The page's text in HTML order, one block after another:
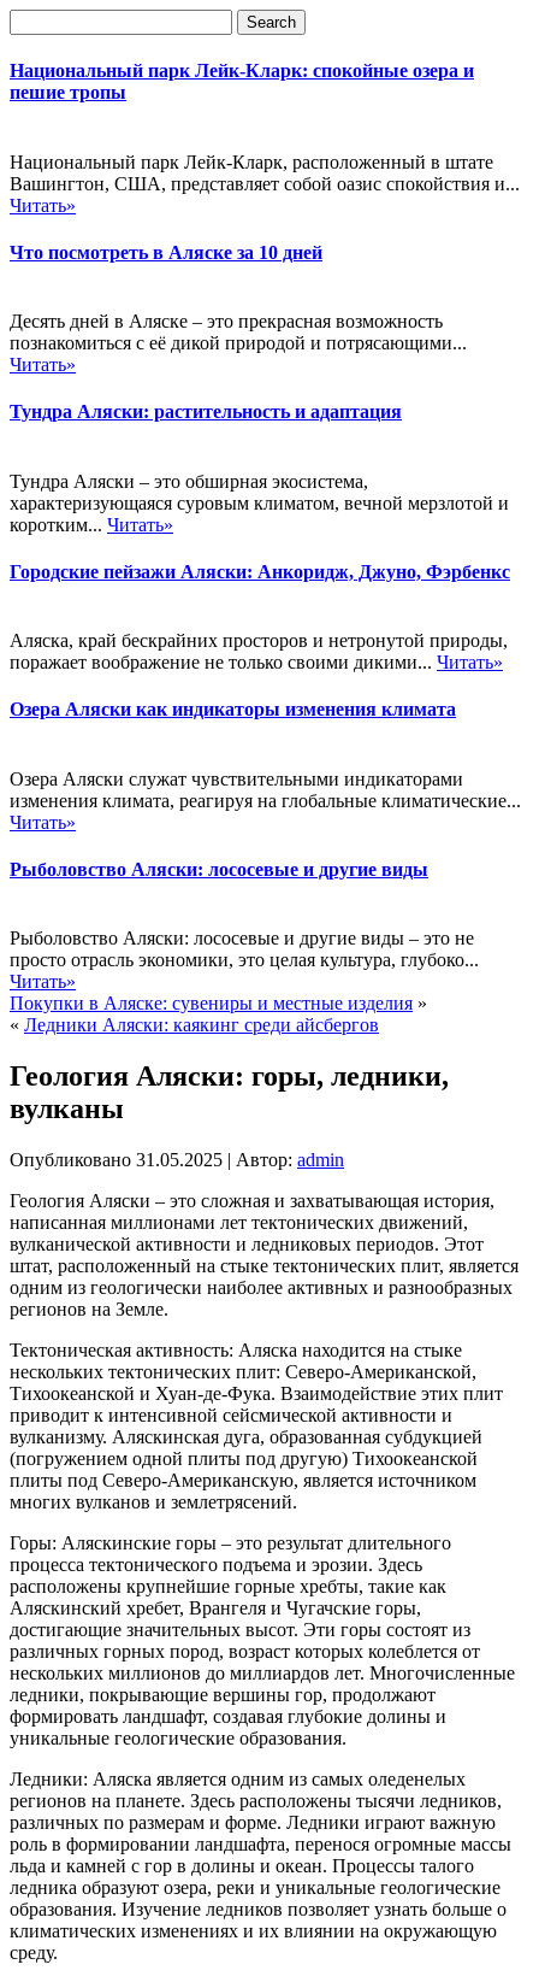
Национальный парк Лейк-Кларк: спокойные озера и
пешие тропы
Национальный парк Лейк-Кларк, расположенный в штате
Вашингтон, США, представляет собой оазис спокойствия и...
Читать»
Что посмотреть в Аляске за 10 дней
Десять дней в Аляске – это прекрасная возможность
познакомиться с её дикой природой и потрясающими...
Читать»
Тундра Аляски: растительность и адаптация
Тундра Аляски – это обширная экосистема,
характеризующаяся суровым климатом, вечной мерзлотой и
коротким... Читать»
Городские пейзажи Аляски: Анкоридж, Джуно, Фэрбенкс
Аляска, край бескрайних просторов и нетронутой природы,
поражает воображение не только своими дикими... Читать»
Озера Аляски как индикаторы изменения климата
Озера Аляски служат чувствительными индикаторами
изменения климата, реагируя на глобальные климатические...
Читать»
Рыболовство Аляски: лососевые и другие виды
Рыболовство Аляски: лососевые и другие виды – это не
просто отрасль экономики, это целая культура, глубоко...
Читать»
Покупки в Аляске: сувениры и местные изделия »
« Ледники Аляски: каякинг среди айсбергов
Геология Аляски: горы, ледники,
вулканы
Опубликовано 31.05.2025 | Автор: admin
Геология Аляски – это сложная и захватывающая история,
написанная миллионами лет тектонических движений,
вулканической активности и ледниковых периодов. Этот
штат, расположенный на стыке тектонических плит, является
одним из геологически наиболее активных и разнообразных
регионов на Земле.
Тектоническая активность: Аляска находится на стыке
нескольких тектонических плит: Северо-Американской,
Тихоокеанской и Хуан-де-Фука. Взаимодействие этих плит
приводит к интенсивной сейсмической активности и
вулканизму. Аляскинская дуга, образованная субдукцией
(погружением одной плиты под другую) Тихоокеанской
плиты под Северо-Американскую, является источником
многих вулканов и землетрясений.
Горы: Аляскинские горы – это результат длительного
процесса тектонического подъема и эрозии. Здесь
расположены крупнейшие горные хребты, такие как
Аляскинский хребет, Врангеля и Чугачские горы,
достигающие значительных высот. Эти горы состоят из
различных горных пород, возраст которых колеблется от
нескольких миллионов до миллиардов лет. Многочисленные
ледники, покрывающие вершины гор, продолжают
формировать ландшафт, создавая глубокие долины и
уникальные геологические образования.
Ледники: Аляска является одним из самых оледенелых
регионов на планете. Здесь расположены тысячи ледников,
различных по размерам и форме. Ледники играют важную
роль в формировании ландшафта, перенося огромные массы
льда и камней с гор в долины и океан. Процессы талого
ледника образуют озера, реки и уникальные геологические
образования. Изучение ледников позволяет узнать больше о
климатических изменениях и их влиянии на окружающую
среду.